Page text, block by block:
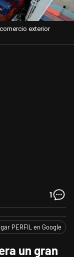
exterior
1
PERFIL en Google
un gran